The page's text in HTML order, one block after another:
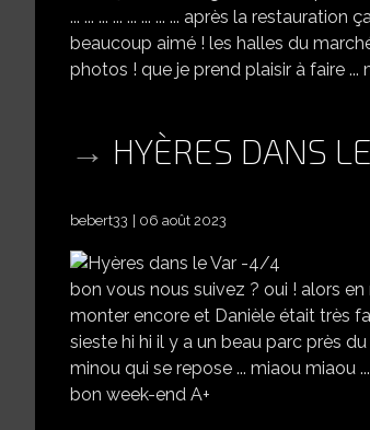
... ... ... ... ... ... ... ... après la
beaucoup aimé ! les halles du
photos ! que je prend plaisir à faire ...
HYÈRES DANS
bebert33 06 août 2023
bon vous nous suivez ? oui ! alors en
monter encore et Danièle était très
sieste hi hi il y a un beau parc près
minou qui se repose ... miaou miaou
bon week-end A+